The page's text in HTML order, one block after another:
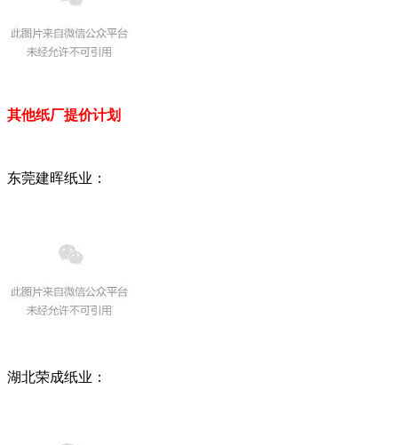
其他纸厂提价计划
东莞建晖纸业：
湖北荣成纸业 ：